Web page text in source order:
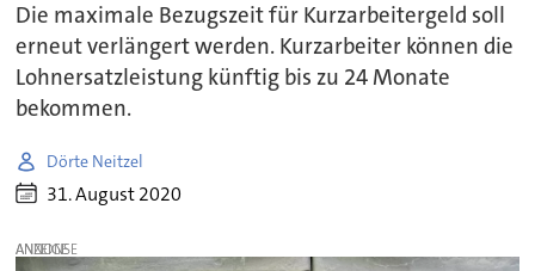
Die maximale Bezugszeit für Kurzarbeitergeld soll
erneut verlängert werden. Kurzarbeiter können die
Lohnersatzleistung künftig bis zu 24 Monate
bekommen.
Dörte Neitzel
31. August 2020
ANZEIGE